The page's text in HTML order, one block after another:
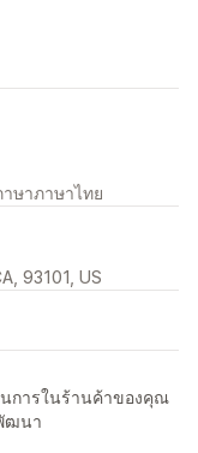
ษาภาษาไทย
93101, US
การในร้านค้าของคุณ
ฒนา